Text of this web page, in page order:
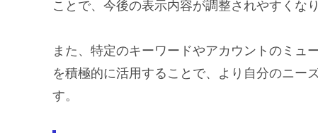
ことで、今後の表示内容が調整されやすくなり
また、特定のキーワードやアカウントのミュ
を積極的に活用することで、より自分のニー
す。